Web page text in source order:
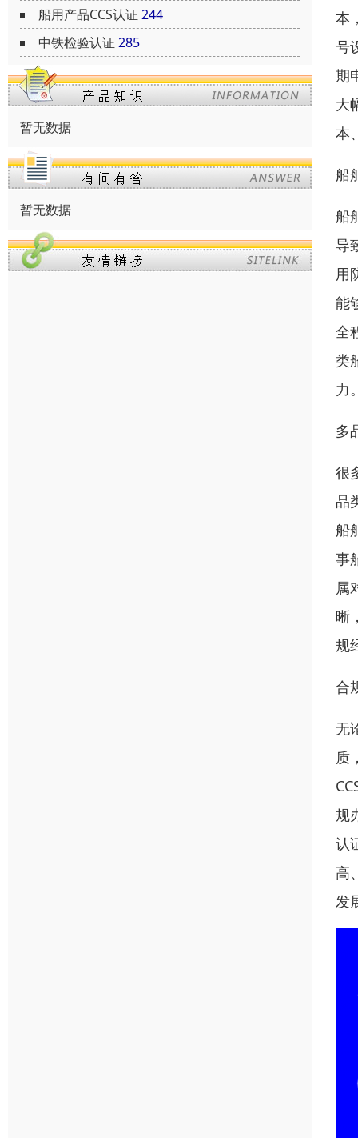
船用产品CCS认证 244
中铁检验认证 285
暂无数据
暂无数据
本
号
期
大
本
船
船
导
用
能
全
类
力
多
很
品
船
事
属
晰
规
合
无
质
规
认
高
发